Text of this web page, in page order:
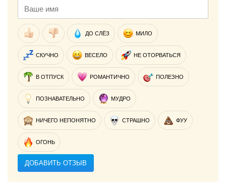
ДО СЛЁЗ МИЛО
СКУЧНО ВЕСЕЛО НЕ ОТОРВАТЬСЯ
В ОТПУСК РОМАНТИЧНО ПОЛЕЗНО
ПОЗНАВАТЕЛЬНО МУДРО
НИЧЕГО НЕПОНЯТНО СТРАШНО ФУУ
ОГОНЬ
ДОБАВИТЬ ОТЗЫВ